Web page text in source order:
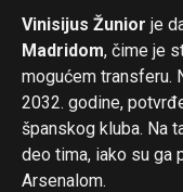
Vinisijus Žunior je
Madridom, čime je
mogućem transferu.
2032. godine,
španskog kluba. Na
deo tima, iako su ga
Arsenalom.